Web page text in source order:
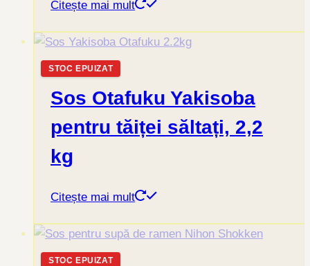
Citește mai mult
STOC EPUIZAT
Sos Otafuku Yakisoba
pentru tăiței săltați, 2,2
kg
Citește mai mult
STOC EPUIZAT